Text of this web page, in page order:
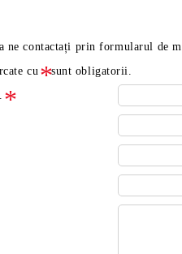
ne contactați prin formularul de
cu
sunt obligatorii.